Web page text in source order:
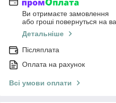
Ви отримаєте замовлення
або гроші повернуться на
Детальніше
Післяплата
Оплата на рахунок
Всі умови оплати